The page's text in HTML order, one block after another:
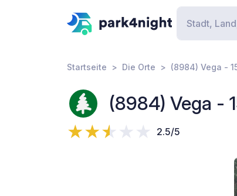
Startseite Die Orte (8984) Vega -
(8984) Vega -
2.5/5